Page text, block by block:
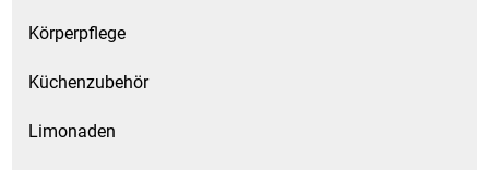
Körperpflege
Küchenzubehör
Limonaden